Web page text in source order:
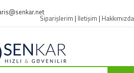
Siparişlerim | İletişim | Hakkımızda